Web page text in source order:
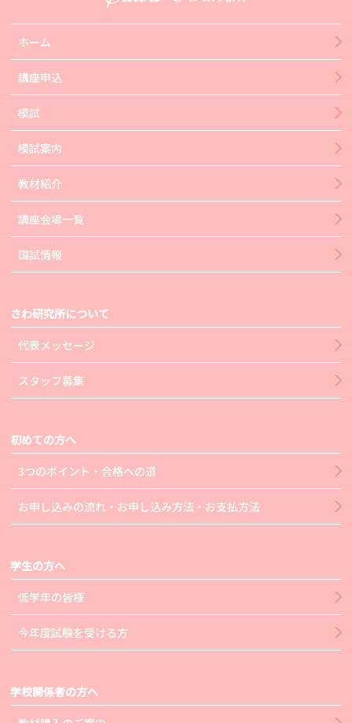
ホーム
講座申込
模試
模試案内
教材紹介
講座会場一覧
国試情報
さわ研究所について
代表メッセージ
スタッフ募集
初めての方へ
3つのポイント・合格への道
お申し込みの流れ・お申し込み方法・お支払方法
学生の方へ
低学年の皆様
今年度試験を受ける方
学校関係者の方へ